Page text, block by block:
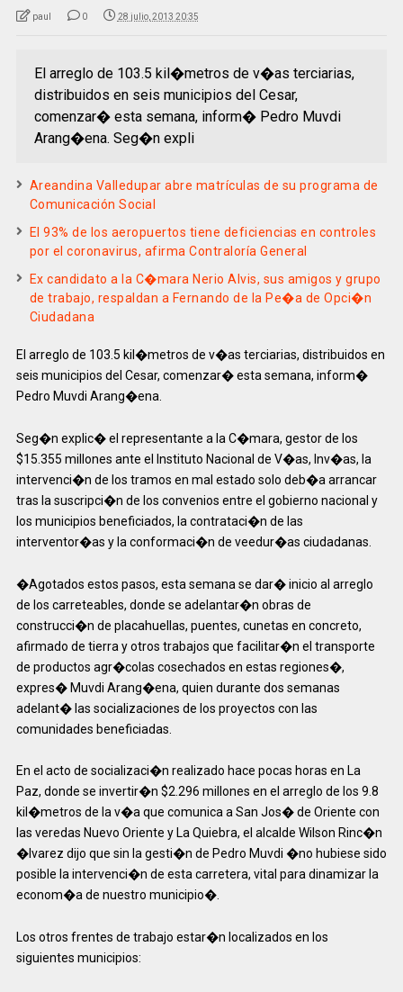
paul 0 28 julio, 2013 20:35
El arreglo de 103.5 kil�metros de v�as terciarias,
distribuidos en seis municipios del Cesar,
comenzar� esta semana, inform� Pedro Muvdi
Arang�ena. Seg�n expli
Areandina Valledupar abre matrículas de su programa de
Comunicación Social
El 93% de los aeropuertos tiene deficiencias en controles
por el coronavirus, afirma Contraloría General
Ex candidato a la C�mara Nerio Alvis, sus amigos y grupo
de trabajo, respaldan a Fernando de la Pe�a de Opci�n
Ciudadana
El arreglo de 103.5 kil�metros de v�as terciarias, distribuidos en
seis municipios del Cesar, comenzar� esta semana, inform�
Pedro Muvdi Arang�ena.
Seg�n explic� el representante a la C�mara, gestor de los
$15.355 millones ante el Instituto Nacional de V�as, Inv�as, la
intervenci�n de los tramos en mal estado solo deb�a arrancar
tras la suscripci�n de los convenios entre el gobierno nacional y
los municipios beneficiados, la contrataci�n de las
interventor�as y la conformaci�n de veedur�as ciudadanas.
�Agotados estos pasos, esta semana se dar� inicio al arreglo
de los carreteables, donde se adelantar�n obras de
construcci�n de placahuellas, puentes, cunetas en concreto,
afirmado de tierra y otros trabajos que facilitar�n el transporte
de productos agr�colas cosechados en estas regiones�,
expres� Muvdi Arang�ena, quien durante dos semanas
adelant� las socializaciones de los proyectos con las
comunidades beneficiadas.
En el acto de socializaci�n realizado hace pocas horas en La
Paz, donde se invertir�n $2.296 millones en el arreglo de los 9.8
kil�metros de la v�a que comunica a San Jos� de Oriente con
las veredas Nuevo Oriente y La Quiebra, el alcalde Wilson Rinc�n
�lvarez dijo que sin la gesti�n de Pedro Muvdi �no hubiese sido
posible la intervenci�n de esta carretera, vital para dinamizar la
econom�a de nuestro municipio�.
Los otros frentes de trabajo estar�n localizados en los
siguientes municipios: